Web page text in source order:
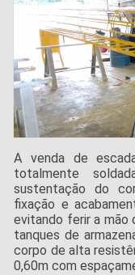
A venda de
totalmente
sustentação do
fixação e
evitando ferir a mão
tanques de
corpo de alta
0,60m com